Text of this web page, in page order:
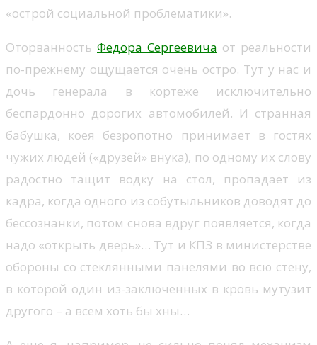
«острой социальной проблематики».
Оторванность Федора Сергеевича от реальности
по-прежнему ощущается очень остро. Тут у нас и
дочь генерала в кортеже исключительно
беспардонно дорогих автомобилей. И странная
бабушка, коея безропотно принимает в гостях
чужих людей («друзей» внука), по одному их слову
радостно тащит водку на стол, пропадает из
кадра, когда одного из собутыльников доводят до
бессознанки, потом снова вдруг появляется, когда
надо «открыть дверь»… Тут и КПЗ в министерстве
обороны со стеклянными панелями во всю стену,
в которой один из-заключенных в кровь мутузит
другого – а всем хоть бы хны…